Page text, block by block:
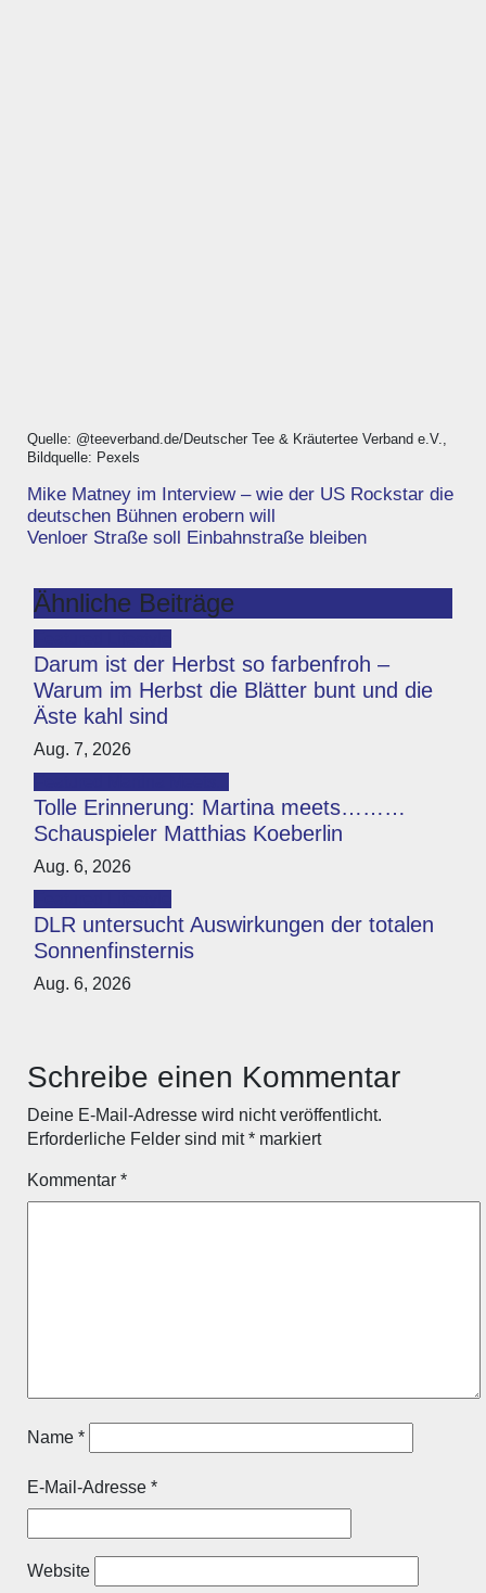
Quelle: @teeverband.de/Deutscher Tee & Kräutertee Verband e.V.,
Bildquelle: Pexels
Beitragsnavigation
Mike Matney im Interview – wie der US Rockstar die
deutschen Bühnen erobern will
Venloer Straße soll Einbahnstraße bleiben
Ähnliche Beiträge
Darum ist der Herbst so farbenfroh –
Warum im Herbst die Blätter bunt und die
Äste kahl sind
Aug. 7, 2026
Tolle Erinnerung: Martina meets………
Schauspieler Matthias Koeberlin
Aug. 6, 2026
DLR untersucht Auswirkungen der totalen
Sonnenfinsternis
Aug. 6, 2026
Schreibe einen Kommentar
Deine E-Mail-Adresse wird nicht veröffentlicht.
Erforderliche Felder sind mit* markiert
Kommentar *
Name *
E-Mail-Adresse *
Website